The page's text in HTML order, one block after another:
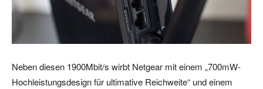
Neben diesen 1900Mbit/s wirbt Netgear mit einem „700mW-
Hochleistungsdesign für ultimative Reichweite“ und einem